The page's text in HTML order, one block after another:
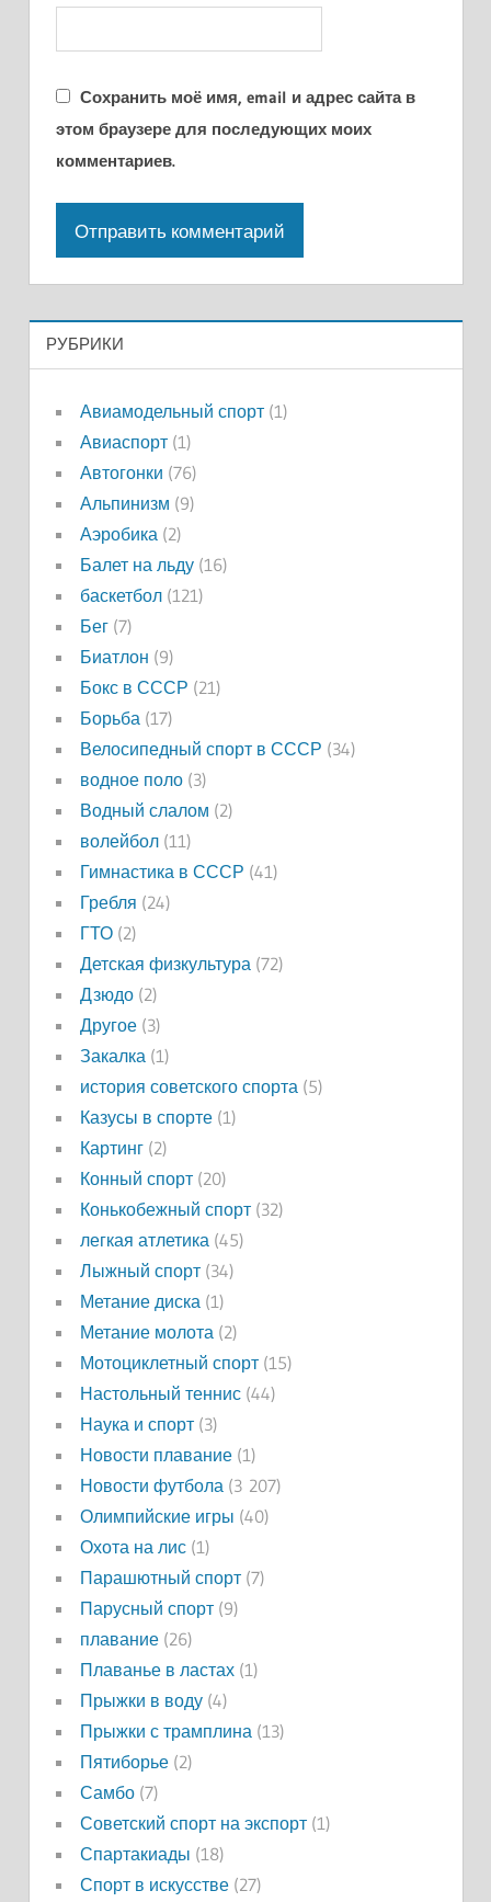
Сохранить моё имя, email и адрес сайта в
этом браузере для последующих моих
комментариев.
РУБРИКИ
Авиамодельный спорт(1)
Авиаспорт(1)
Автогонки (76)
Альпинизм (9)
Аэробика (2)
Балет на льду(16)
баскетбол(121)
Бег(7)
Биатлон (9)
Бокс в СССР (21)
Борьба (17)
Велосипедный спорт в СССР (34)
водное поло(3)
Водный слалом (2)
волейбол(11)
Гимнастика в СССР (41)
Гребля (24)
ГТО(2)
Детская физкультура (72)
Дзюдо(2)
Другое(3)
Закалка (1)
история советского спорта (5)
Казусы в спорте(1)
Картинг(2)
Конный спорт(20)
Конькобежный спорт(32)
легкая атлетика (45)
Лыжный спорт(34)
Метание диска (1)
Метание молота (2)
Мотоциклетный спорт(15)
Настольный теннис(44)
Наука и спорт(3)
Новости плавание(1)
Новости футбола (3 207)
Олимпийские игры (40)
Охота на лис(1)
Парашютный спорт(7)
Парусный спорт(9)
плавание(26)
Плаванье в ластах(1)
Прыжки в воду(4)
Прыжки с трамплина (13)
Пятиборье(2)
Самбо(7)
Советский спорт на экспорт(1)
Спартакиады (18)
Спорт в искусстве(27)